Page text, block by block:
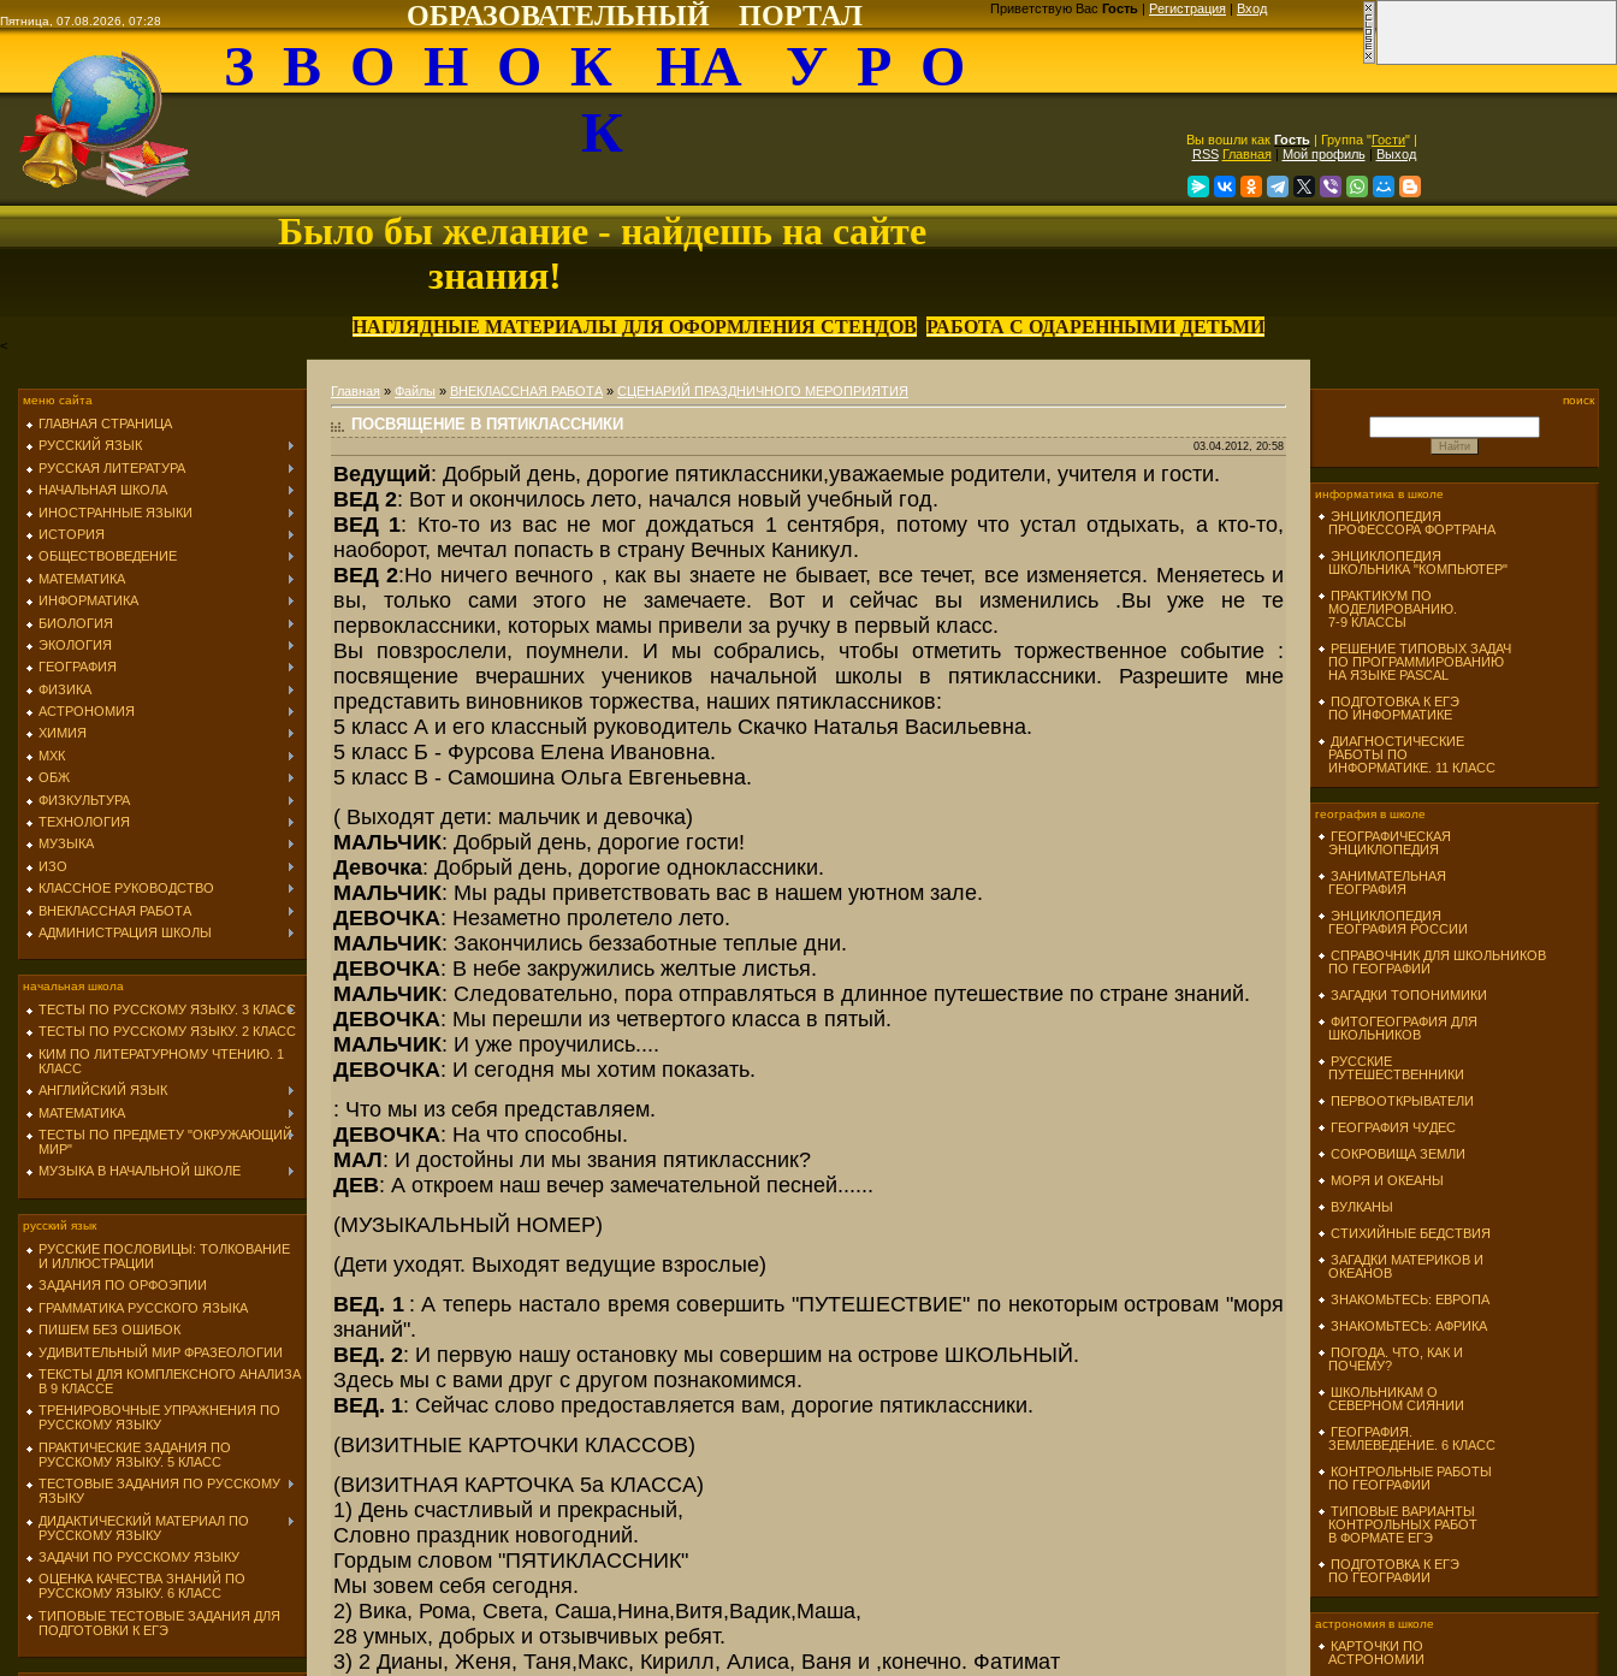
Пятница, 07.08.2026, 07:28 ОБРАЗОВАТЕЛЬНЫЙ ПОРТАЛ Приветствую Вас Гость | Регистрация | Вход
З В О Н О К НА У Р О
К
Было бы желание - найдешь на сайте
знания!
Вы вошли как Гость | Группа "Гости" |
RSS Главная| Мой профиль| Выход
НАГЛЯДНЫЕ МАТЕРИАЛЫ ДЛЯ ОФОРМЛЕНИЯ СТЕНДОВ РАБОТА С ОДАРЕННЫМИ ДЕТЬМИ
<
меню сайта
ГЛАВНАЯ СТРАНИЦА
РУССКИЙ ЯЗЫК
РУССКАЯ ЛИТЕРАТУРА
НАЧАЛЬНАЯ ШКОЛА
ИНОСТРАННЫЕ ЯЗЫКИ
ИСТОРИЯ
ОБЩЕСТВОВЕДЕНИЕ
МАТЕМАТИКА
ИНФОРМАТИКА
БИОЛОГИЯ
ЭКОЛОГИЯ
ГЕОГРАФИЯ
ФИЗИКА
АСТРОНОМИЯ
ХИМИЯ
МХК
ОБЖ
ФИЗКУЛЬТУРА
ТЕХНОЛОГИЯ
МУЗЫКА
ИЗО
КЛАССНОЕ РУКОВОДСТВО
ВНЕКЛАССНАЯ РАБОТА
АДМИНИСТРАЦИЯ ШКОЛЫ
начальная школа
ТЕСТЫ ПО РУССКОМУ ЯЗЫКУ. 3 КЛАСС
ТЕСТЫ ПО РУССКОМУ ЯЗЫКУ. 2 КЛАСС
КИМ ПО ЛИТЕРАТУРНОМУ ЧТЕНИЮ. 1
КЛАСС
АНГЛИЙСКИЙ ЯЗЫК
МАТЕМАТИКА
ТЕСТЫ ПО ПРЕДМЕТУ "ОКРУЖАЮЩИЙ
МИР"
МУЗЫКА В НАЧАЛЬНОЙ ШКОЛЕ
русский язык
РУССКИЕ ПОСЛОВИЦЫ: ТОЛКОВАНИЕ
И ИЛЛЮСТРАЦИИ
ЗАДАНИЯ ПО ОРФОЭПИИ
ГРАММАТИКА РУССКОГО ЯЗЫКА
ПИШЕМ БЕЗ ОШИБОК
УДИВИТЕЛЬНЫЙ МИР ФРАЗЕОЛОГИИ
ТЕКСТЫ ДЛЯ КОМПЛЕКСНОГО АНАЛИЗА
В 9 КЛАССЕ
ТРЕНИРОВОЧНЫЕ УПРАЖНЕНИЯ ПО
РУССКОМУ ЯЗЫКУ
ПРАКТИЧЕСКИЕ ЗАДАНИЯ ПО
РУССКОМУ ЯЗЫКУ. 5 КЛАСС
ТЕСТОВЫЕ ЗАДАНИЯ ПО РУССКОМУ
ЯЗЫКУ
ДИДАКТИЧЕСКИЙ МАТЕРИАЛ ПО
РУССКОМУ ЯЗЫКУ
ЗАДАЧИ ПО РУССКОМУ ЯЗЫКУ
ОЦЕНКА КАЧЕСТВА ЗНАНИЙ ПО
РУССКОМУ ЯЗЫКУ. 6 КЛАСС
ТИПОВЫЕ ТЕСТОВЫЕ ЗАДАНИЯ ДЛЯ
ПОДГОТОВКИ К ЕГЭ
Главная » Файлы » ВНЕКЛАССНАЯ РАБОТА » СЦЕНАРИЙ ПРАЗДНИЧНОГО МЕРОПРИЯТИЯ
ПОСВЯЩЕНИЕ В ПЯТИКЛАССНИКИ
03.04.2012, 20:58
Ведущий: Добрый день, дорогие пятиклассники,уважаемые родители, учителя и гости.
ВЕД 2: Вот и окончилось лето, начался новый учебный год.
ВЕД 1: Кто-то из вас не мог дождаться 1 сентября, потому что устал отдыхать, а кто-то,
наоборот, мечтал попасть в страну Вечных Каникул.
ВЕД 2:Но ничего вечного , как вы знаете не бывает, все течет, все изменяется. Меняетесь и
вы, только сами этого не замечаете. Вот и сейчас вы изменились .Вы уже не те
первоклассники, которых мамы привели за ручку в первый класс.
Вы повзрослели, поумнели. И мы собрались, чтобы отметить торжественное событие :
посвящение вчерашних учеников начальной школы в пятиклассники. Разрешите мне
представить виновников торжества, наших пятиклассников:
5 класс А и его классный руководитель Скачко Наталья Васильевна.
5 класс Б - Фурсова Елена Ивановна.
5 класс В - Самошина Ольга Евгеньевна.
( Выходят дети: мальчик и девочка)
МАЛЬЧИК: Добрый день, дорогие гости!
Девочка: Добрый день, дорогие одноклассники.
МАЛЬЧИК: Мы рады приветствовать вас в нашем уютном зале.
ДЕВОЧКА: Незаметно пролетело лето.
МАЛЬЧИК: Закончились беззаботные теплые дни.
ДЕВОЧКА: В небе закружились желтые листья.
МАЛЬЧИК: Следовательно, пора отправляться в длинное путешествие по стране знаний.
ДЕВОЧКА: Мы перешли из четвертого класса в пятый.
МАЛЬЧИК: И уже проучились....
ДЕВОЧКА: И сегодня мы хотим показать.
: Что мы из себя представляем.
ДЕВОЧКА: На что способны.
МАЛ: И достойны ли мы звания пятиклассник?
ДЕВ: А откроем наш вечер замечательной песней......
(МУЗЫКАЛЬНЫЙ НОМЕР)
(Дети уходят. Выходят ведущие взрослые)
ВЕД. 1 : А теперь настало время совершить "ПУТЕШЕСТВИЕ" по некоторым островам "моря
знаний".
ВЕД. 2: И первую нашу остановку мы совершим на острове ШКОЛЬНЫЙ.
Здесь мы с вами друг с другом познакомимся.
ВЕД. 1: Сейчас слово предоставляется вам, дорогие пятиклассники.
(ВИЗИТНЫЕ КАРТОЧКИ КЛАССОВ)
(ВИЗИТНАЯ КАРТОЧКА 5а КЛАССА)
1) День счастливый и прекрасный,
Словно праздник новогодний.
Гордым словом "ПЯТИКЛАССНИК"
Мы зовем себя сегодня.
2) Вика, Рома, Света, Саша,Нина,Витя,Вадик,Маша,
28 умных, добрых и отзывчивых ребят.
3) 2 Дианы, Женя, Таня,Макс, Кирилл, Алиса, Ваня и ,конечно. Фатимат
поиск
информатика в школе
ЭНЦИКЛОПЕДИЯ
ПРОФЕССОРА ФОРТРАНА
ЭНЦИКЛОПЕДИЯ
ШКОЛЬНИКА "КОМПЬЮТЕР"
ПРАКТИКУМ ПО
МОДЕЛИРОВАНИЮ.
7-9 КЛАССЫ
РЕШЕНИЕ ТИПОВЫХ ЗАДАЧ
ПО ПРОГРАММИРОВАНИЮ
НА ЯЗЫКЕ PASCAL
ПОДГОТОВКА К ЕГЭ
ПО ИНФОРМАТИКЕ
ДИАГНОСТИЧЕСКИЕ
РАБОТЫ ПО
ИНФОРМАТИКЕ. 11 КЛАСС
география в школе
ГЕОГРАФИЧЕСКАЯ
ЭНЦИКЛОПЕДИЯ
ЗАНИМАТЕЛЬНАЯ
ГЕОГРАФИЯ
ЭНЦИКЛОПЕДИЯ
ГЕОГРАФИЯ РОССИИ
СПРАВОЧНИК ДЛЯ ШКОЛЬНИКОВ
ПО ГЕОГРАФИИ
ЗАГАДКИ ТОПОНИМИКИ
ФИТОГЕОГРАФИЯ ДЛЯ
ШКОЛЬНИКОВ
РУССКИЕ
ПУТЕШЕСТВЕННИКИ
ПЕРВООТКРЫВАТЕЛИ
ГЕОГРАФИЯ ЧУДЕС
СОКРОВИЩА ЗЕМЛИ
МОРЯ И ОКЕАНЫ
ВУЛКАНЫ
СТИХИЙНЫЕ БЕДСТВИЯ
ЗАГАДКИ МАТЕРИКОВ И
ОКЕАНОВ
ЗНАКОМЬТЕСЬ: ЕВРОПА
ЗНАКОМЬТЕСЬ: АФРИКА
ПОГОДА. ЧТО, КАК И
ПОЧЕМУ?
ШКОЛЬНИКАМ О
СЕВЕРНОМ СИЯНИИ
ГЕОГРАФИЯ.
ЗЕМЛЕВЕДЕНИЕ. 6 КЛАСС
КОНТРОЛЬНЫЕ РАБОТЫ
ПО ГЕОГРАФИИ
ТИПОВЫЕ ВАРИАНТЫ
КОНТРОЛЬНЫХ РАБОТ
В ФОРМАТЕ ЕГЭ
ПОДГОТОВКА К ЕГЭ
ПО ГЕОГРАФИИ
астрономия в школе
КАРТОЧКИ ПО
АСТРОНОМИИ